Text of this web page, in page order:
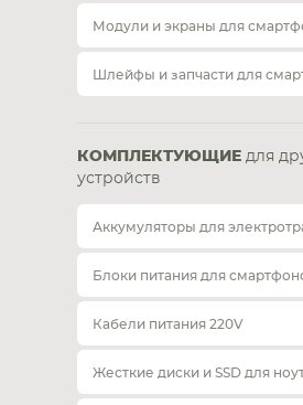
Модули и экраны для
Шлейфы и запчасти для
КОМПЛЕКТУЮЩИЕ для
устройств
Аккумуляторы для
Блоки питания для
Кабели питания 220V
Жесткие диски и SSD для